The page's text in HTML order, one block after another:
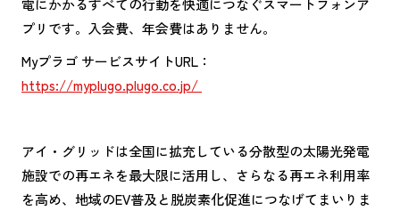
電にかかるすべての行動を快適につなぐスマートフォンア
プリです。入会費、年会費はありません。
Myプラゴ サービスサイトURL：
https://myplugo.plugo.co.jp/
アイ・グリッドは全国に拡充している分散型の太陽光発電
施設での再エネを最大限に活用し、さらなる再エネ利用率
を高め、地域のEV普及と脱炭素化促進につなげてまいりま